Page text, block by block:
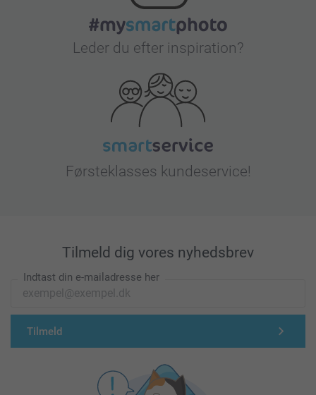
Leder du efter inspiration?
Førsteklasses kundeservice!
Tilmeld dig vores nyhedsbrev
Indtast din e-mailadresse her
Tilmeld